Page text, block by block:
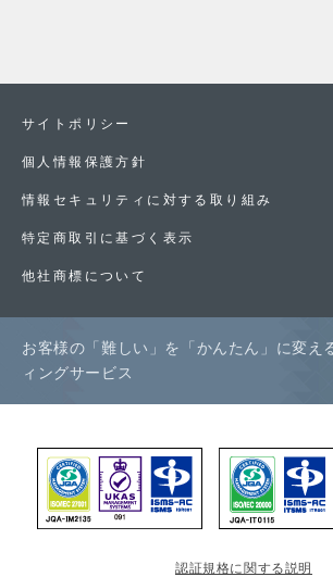
サイトポリシー
個人情報保護方針
情報セキュリティに対する取り組み
特定商取引に基づく表示
他社商標について
お客様の「難しい」を「かんたん」に変え
ィングサービス
認証規格に関する説明